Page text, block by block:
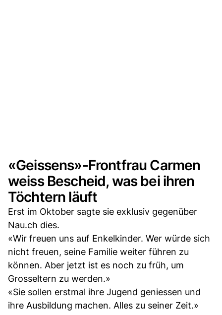
«Geissens»-Frontfrau Carmen
weiss Bescheid, was bei ihren
Töchtern läuft
Erst im Oktober sagte sie exklusiv gegenüber
Nau.ch dies.
«Wir freuen uns auf Enkelkinder. Wer würde sich
nicht freuen, seine Familie weiter führen zu
können. Aber jetzt ist es noch zu früh, um
Grosseltern zu werden.»
«Sie sollen erstmal ihre Jugend geniessen und
ihre Ausbildung machen. Alles zu seiner Zeit.»